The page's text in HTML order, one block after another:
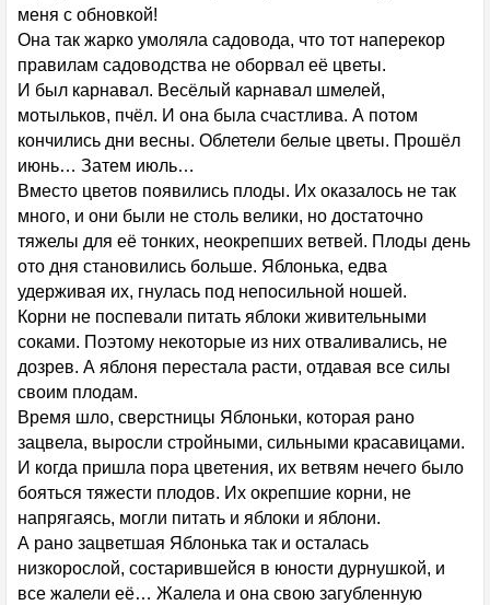
меня с обновкой!
Она так жарко умоляла садовода, что тот наперекор
правилам садоводства не оборвал её цветы.
И был карнавал. Весёлый карнавал шмелей,
мотыльков, пчёл. И она была счастлива. А потом
кончились дни весны. Облетели белые цветы. Прошёл
июнь… Затем июль…
Вместо цветов появились плоды. Их оказалось не так
много, и они были не столь велики, но достаточно
тяжелы для её тонких, неокрепших ветвей. Плоды день
ото дня становились больше. Яблонька, едва
удерживая их, гнулась под непосильной ношей.
Корни не поспевали питать яблоки живительными
соками. Поэтому некоторые из них отваливались, не
дозрев. А яблоня перестала расти, отдавая все силы
своим плодам.
Время шло, сверстницы Яблоньки, которая рано
зацвела, выросли стройными, сильными красавицами.
И когда пришла пора цветения, их ветвям нечего было
бояться тяжести плодов. Их окрепшие корни, не
напрягаясь, могли питать и яблоки и яблони.
А рано зацветшая Яблонька так и осталась
низкорослой, состарившейся в юности дурнушкой, и
все жалели её… Жалела и она свою загубленную